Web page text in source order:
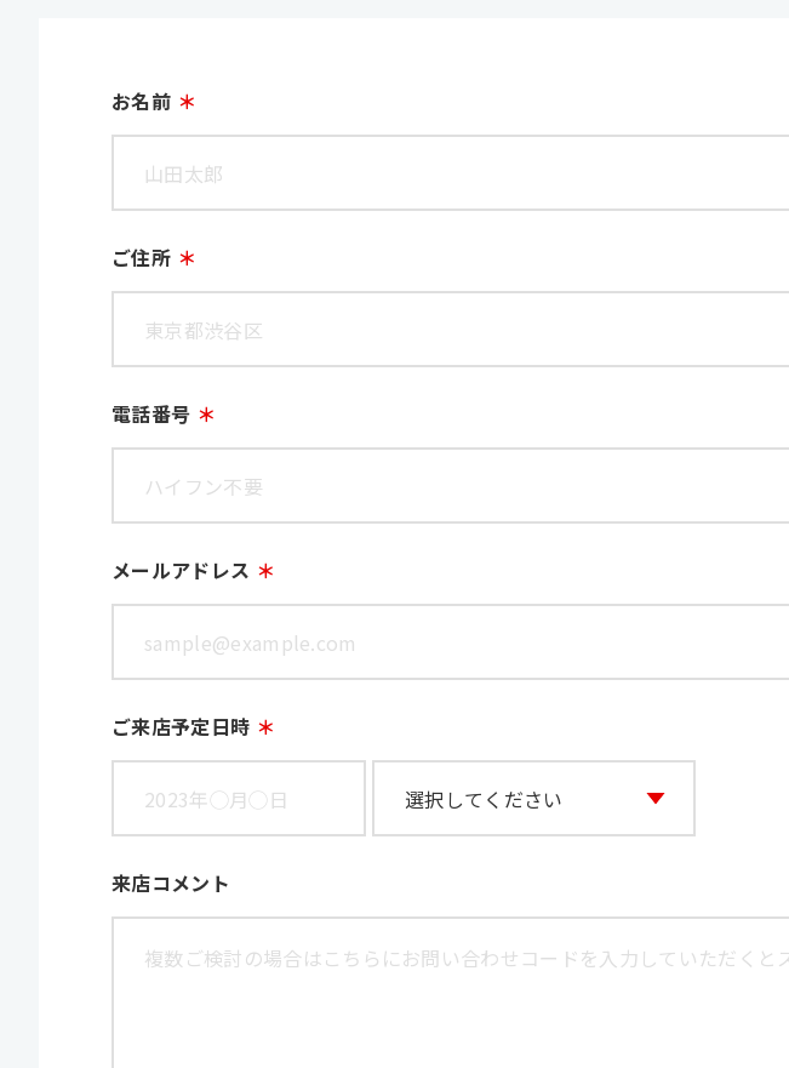
お名前
ご住所
電話番号
メールアドレス
ご来店予定日時
来店コメント